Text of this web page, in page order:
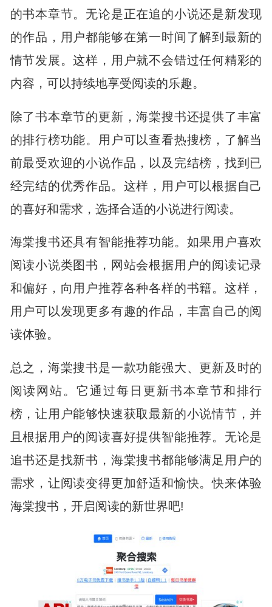
的书本章节。无论是正在追的小说还是新发现
的作品，用户都能够在第一时间了解到最新的
情节发展。这样，用户就不会错过任何精彩的
内容，可以持续地享受阅读的乐趣。
除了书本章节的更新，海棠搜书还提供了丰富
的排行榜功能。用户可以查看热搜榜，了解当
前最受欢迎的小说作品，以及完结榜，找到已
经完结的优秀作品。这样，用户可以根据自己
的喜好和需求，选择合适的小说进行阅读。
海棠搜书还具有智能推荐功能。如果用户喜欢
阅读小说类图书，网站会根据用户的阅读记录
和偏好，向用户推荐各种各样的书籍。这样，
用户可以发现更多有趣的作品，丰富自己的阅
读体验。
总之，海棠搜书是一款功能强大、更新及时的
阅读网站。它通过每日更新书本章节和排行
榜，让用户能够快速获取最新的小说情节，并
且根据用户的阅读喜好提供智能推荐。无论是
追书还是找新书，海棠搜书都能够满足用户的
需求，让阅读变得更加舒适和愉快。快来体验
海棠搜书，开启阅读的新世界吧!